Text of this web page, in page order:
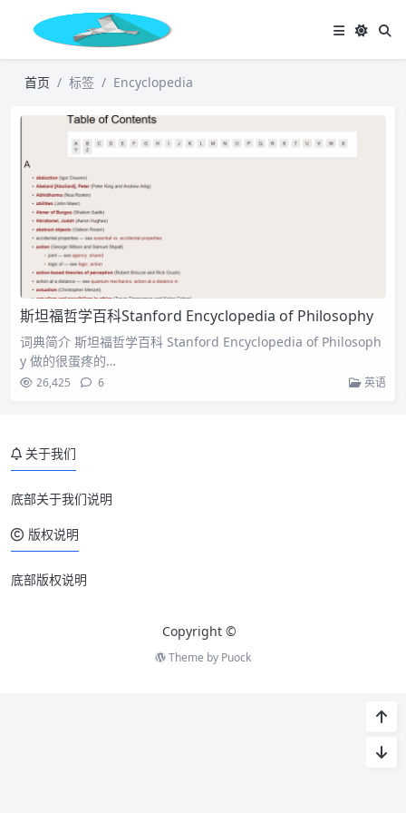
首页 标签 Encyclopedia
斯坦福哲学百科Stanford Encyclopedia of Philosophy
词典简介 斯坦福哲学百科 Stanford Encyclopedia of Philosoph
y 做的很蛋疼的…
26,425 6 英语
关于我们
底部关于我们说明
版权说明
底部版权说明
Copyright ©
Theme by Puock